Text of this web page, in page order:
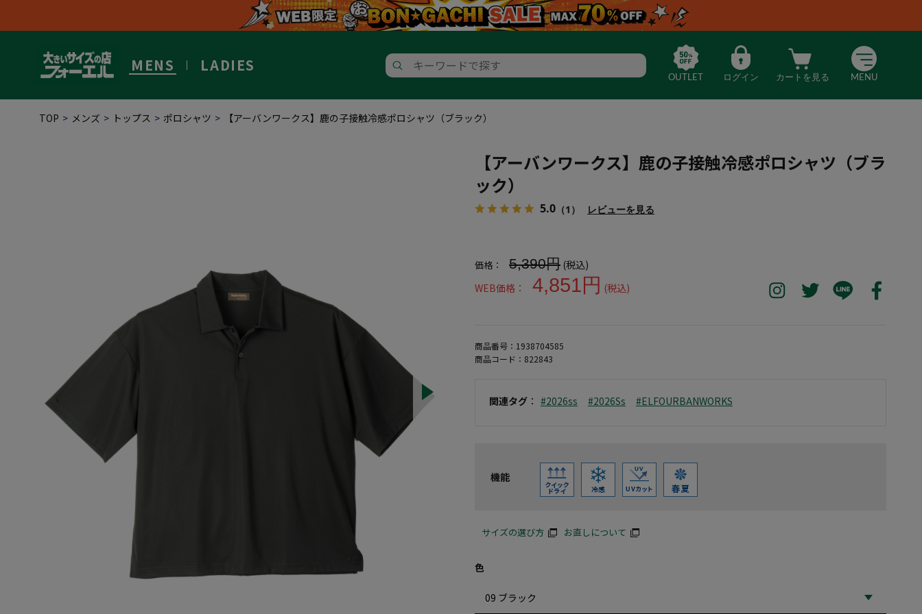
MENS LADIES
OUTLET ログイン カートを見る MENU
TOP メンズ トップス ポロシャツ 【アーバンワークス】鹿の子接触冷感ポロシャツ（ブラック）
【アーバンワークス】鹿の子接触冷感ポロシャツ（ブラ
ック）
5.0 （1） レビューを見る
価格： 5,390円 (税込)
WEB価格：
4,851円 (税込)
商品番号： 1938704585
商品コード： 822843
関連タグ ： #2026ss #2026Ss #ELFOURBANWORKS
機能
サイズの選び方 お直しについて
色